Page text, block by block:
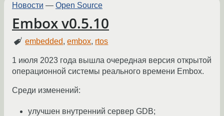
Новости — Open Source
Embox v0.5.10
embedded,embox, rtos
1 июля 2023 года вышла очередная версия открытой
операционной системы реального времени Embox.
Среди изменений:
улучшен внутренний сервер GDB;